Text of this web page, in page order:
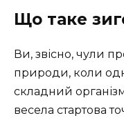
Що таке
Ви, звісно, чули
природи, коли
складний
весела стартова